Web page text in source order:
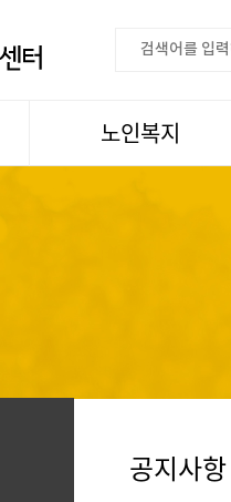
노인복지
스마트복지사업
공지사항